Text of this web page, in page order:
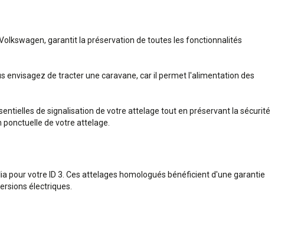
garantit la préservation de toutes les fonctionnalités
envisagez de tracter une caravane, car il permet l'alimentation des
de signalisation de votre attelage tout en préservant la sécurité
ponctuelle de votre attelage.
pour votre ID 3. Ces attelages homologués bénéficient d'une garantie
électriques.